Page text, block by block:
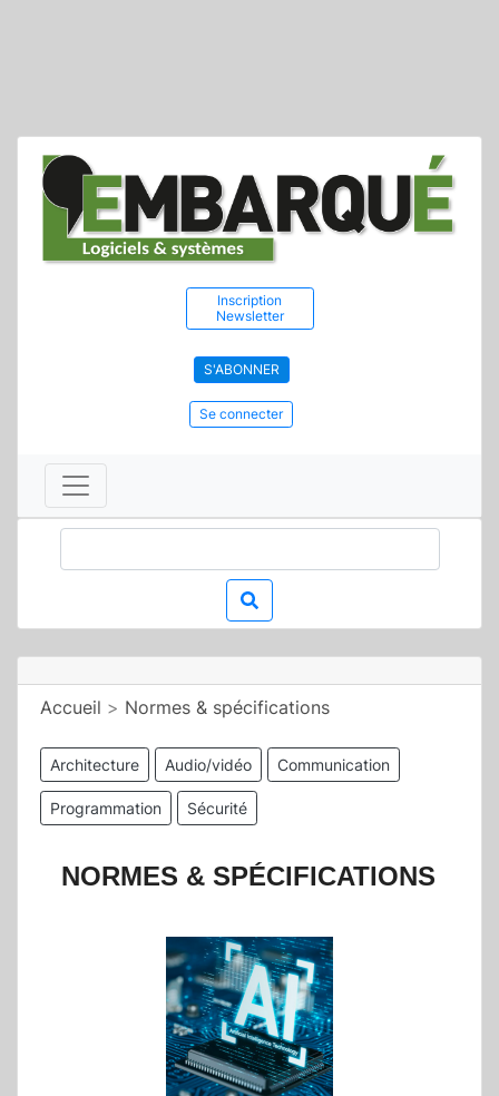
Inscription
Newsletter
S'ABONNER
Se connecter
Accueil > Normes & spécifications
Architecture Audio/vidéo Communication
Programmation Sécurité
NORMES & SPÉCIFICATIONS